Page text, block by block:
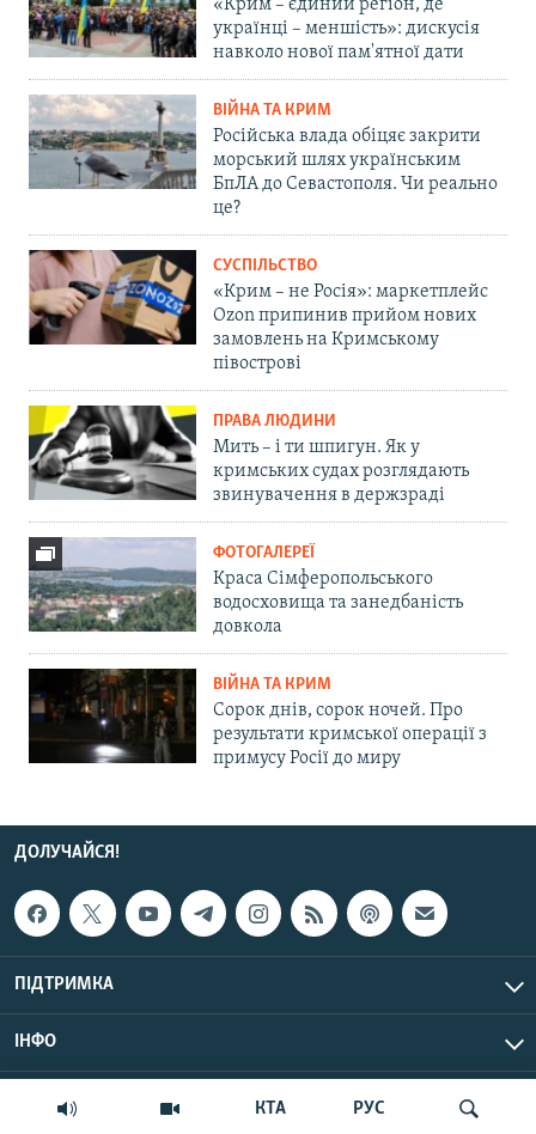
КТА РУС
«Крим – єдиний регіон, де
українці – меншість»: дискусія
навколо нової пам'ятної дати
ВІЙНА ТА КРИМ
Російська влада обіцяє закрити
морський шлях українським
БпЛА до Севастополя. Чи реально
це?
СУСПІЛЬСТВО
«Крим – не Росія»: маркетплейс
Ozon припинив прийом нових
замовлень на Кримському
півострові
ПРАВА ЛЮДИНИ
Мить – і ти шпигун. Як у
кримських судах розглядають
звинувачення в держзраді
ФОТОГАЛЕРЕЇ
Краса Сімферопольського
водосховища та занедбаність
довкола
ВІЙНА ТА КРИМ
Сорок днів, сорок ночей. Про
результати кримської операції з
примусу Росії до миру
ДОЛУЧАЙСЯ!
ПІДТРИМКА
ІНФО
© Крим.Реалії, 2026 | Усі права застережено.